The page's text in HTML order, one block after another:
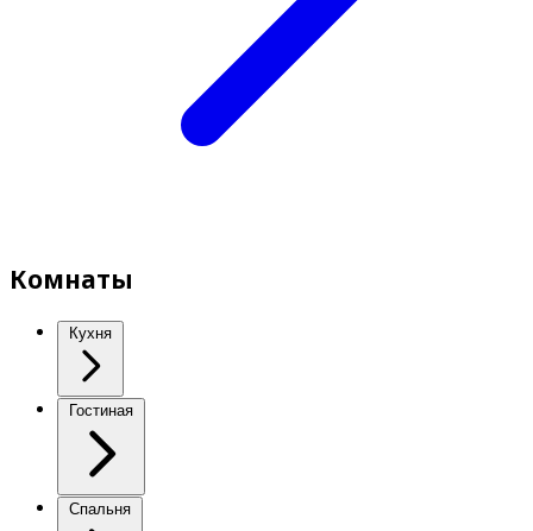
Комнаты
Кухня
Гостиная
Спальня